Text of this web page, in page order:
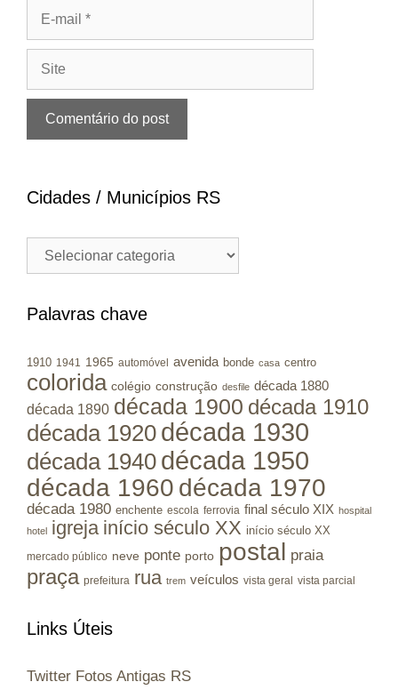
mail
Cidades / Municípios RS
Cidades
Municípios
Palavras chave
1910 1941 1965 automóvel avenida bonde casa centro
colorida colégio construção desfile década 1880
década 1890 década 1900 década 1910
década 1920 década 1930
década 1940 década 1950
década 1960 década 1970
década 1980 enchente escola ferrovia final século XIX hospital
hotel igreja início século XX início século XX
mercado público neve ponte porto postal praia
praça prefeitura rua trem veículos vista geral vista parcial
Links Úteis
Twitter Fotos Antigas RS